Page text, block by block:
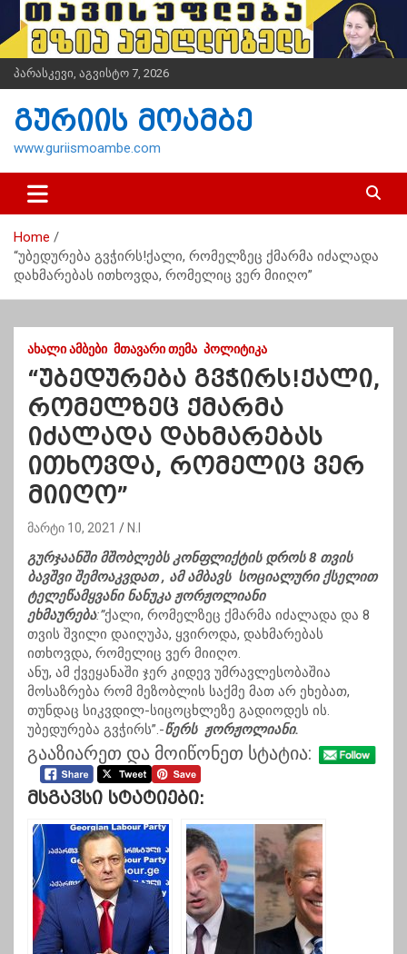
i
t
n
პარასკევი, აგვისტო 7, 2026
გურიის მოამბე
www.guriismoambe.com
Home
“უბედურება გვჭირს!ქალი, რომელზეც ქმარმა იძალადა
დახმარებას ითხოვდა, რომელიც ვერ მიიღო”
ᲐᲮᲐᲚᲘ ᲐᲛᲑᲔᲑᲘ ᲛᲗᲐᲕᲐᲠᲘ ᲗᲔᲛᲐ ᲞᲝᲚᲘᲢᲘᲙᲐ
“უბედურება გვჭირს!ქალი,
რომელზეც ქმარმა
იძალადა დახმარებას
ითხოვდა, რომელიც ვერ
მიიღო”
მარტი 10, 2021 N.I
გურჯაანში მშობლებს კონფლიქტის დროს 8 თვის
ბავშვი შემოაკვდათ , ამ ამბავს სოციალური ქსელით
ტელეწამყვანი ნანუკა ჟორჟოლიანი
ეხმაურება:”ქალი, რომელზეც ქმარმა იძალადა და 8
თვის შვილი დაიღუპა, ყვიროდა, დახმარებას
ითხოვდა, რომელიც ვერ მიიღო.
ანუ, ამ ქვეყანაში ჯერ კიდევ უმრავლესობაშია
მოსაზრება რომ მეზობლის საქმე მათ არ ეხებათ,
თუნდაც სიკვდილ-სიცოცხლეზე გადიოდეს ის.
უბედურება გვჭირს”.-წერს ჟორჟოლიანი.
გააზიარეთ და მოიწონეთ სტატია:
Მსგავსი Სტატიები: